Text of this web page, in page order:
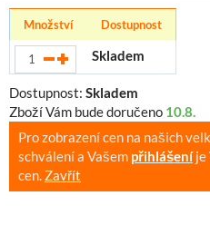
Množství Dostupnost
Skladem
Dostupnost: Skladem
Zboží Vám bude doručeno 10.8.
Pro zobrazení cen na našich
schválení a Vašem přihlášeníje
cen. Zavřít